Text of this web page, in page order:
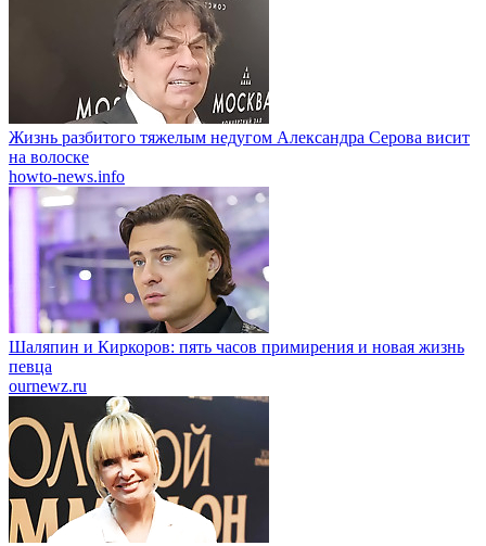
Жизнь разбитого тяжелым недугом Александра Серова висит
на волоске
howto-news.info
Шаляпин и Киркоров: пять часов примирения и новая жизнь
певца
ournewz.ru